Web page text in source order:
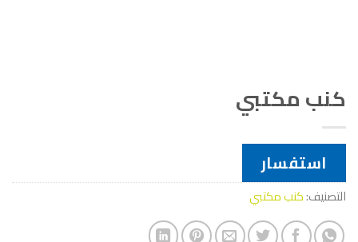
كنب مكتبي
استفسار
التصنيف:كنب مكتبي